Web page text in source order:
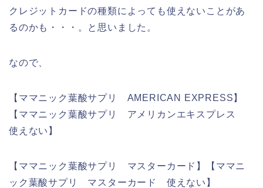
クレジットカードの種類によっても使えないことがあ
るのかも・・・。と思いました。
なので、
【ママニック葉酸サプリ AMERICAN EXPRESS】
【ママニック葉酸サプリ アメリカンエキスプレス
使えない】
【ママニック葉酸サプリ マスターカード】【ママニ
ック葉酸サプリ マスターカード 使えない】